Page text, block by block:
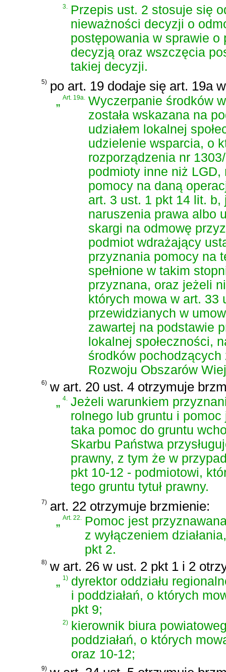
3.
Przepis ust. 2 stosuje się
nieważności decyzji o
postępowania w sprawie
decyzją oraz wszczęcia
takiej decyzji.
5) po art. 19 dodaje się art. 19a
„Art. 19a. Wyczerpanie środków
została wskazana na
udziałem lokalnej
udzielenie wsparcia, o
rozporządzenia nr
podmioty inne niż
pomocy na daną
art. 3 ust. 1 pkt 14 lit.
naruszenia prawa albo
skargi na odmowę
podmiot wdrażający
przyznania pomocy na
spełnione w takim
przyznana, oraz jeżeli
których mowa w art. 33
przewidzianych w
zawartej na podstawie
lokalnej społeczności,
środków
Rozwoju Obszarów
6) w art. 20 ust. 4 otrzymuje
„4.
Jeżeli warunkiem
rolnego lub gruntu i
taka pomoc do gruntu
Skarbu Państwa
prawny, z tym że w
pkt 10-12 - podmiotowi,
tego gruntu tytuł prawny.
7) art. 22 otrzymuje brzmienie:
„Art. 22. Pomoc jest
z wyłączeniem
pkt 2.
8) w art. 26 w ust. 2 pkt 1 i 2
„1) dyrektor oddziału
i poddziałań, o których
pkt 9;
2) kierownik biura
poddziałań, o których
oraz 10-12;
9)